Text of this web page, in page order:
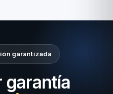
garantizada
garantía